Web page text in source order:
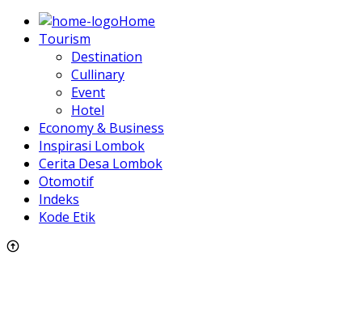
Home
Tourism
Destination
Cullinary
Event
Hotel
Economy & Business
Inspirasi Lombok
Cerita Desa Lombok
Otomotif
Indeks
Kode Etik